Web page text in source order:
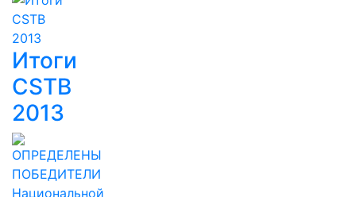
Итоги
CSTB
2013